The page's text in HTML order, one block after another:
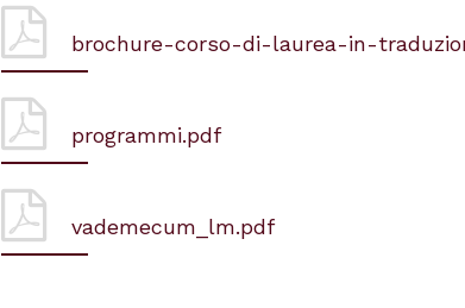
brochure-corso-di-laurea-in-
programmi.pdf
vademecum_lm.pdf